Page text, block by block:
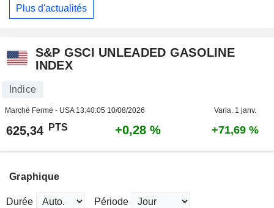
Plus d'actualités
S&P GSCI UNLEADED GASOLINE
INDEX
Indice
Marché Fermé - USA 13:40:05 10/08/2026 Varia. 1 janv.
625,34 PTS +0,28 % +71,69 %
Graphique
Durée Période